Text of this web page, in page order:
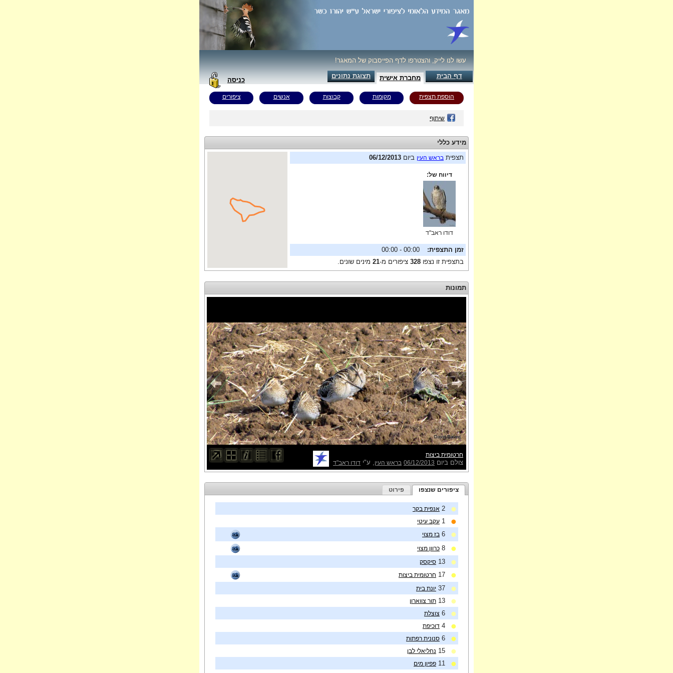
עשו לנו לייק, והצטרפו לדף הפייסבוק של המאגר!
דף הבית מחברת אישית תצוגת נתונים
כניסה
הוספת תצפית מקומות קבוצות אנשים ציפורים
שיתוף
מידע כללי
תצפית בראש העין ביום 06/12/2013
דיווח של:
דודו ראב"ד
זמן התצפית:
00:00 - 00:00
בתצפית זו נצפו 328 ציפורים מ-21 מינים שונים.
תמונות
חרטומית ביצות
צולם ביום 06/12/2013 בראש העין, ע"י דודו ראב"ד
ציפורים שנצפו פירוט
2 אנפית בקר
1 עקב עיטי
6 בז מצוי
8 כרוון מצוי
13 סיקסק
17 חרטומית ביצות
37 יונת בית
13 תור צווארון
6 צוצלת
4 דוכיפת
6 סנונית רפתות
15 נחליאלי לבן
11 פפיון מים